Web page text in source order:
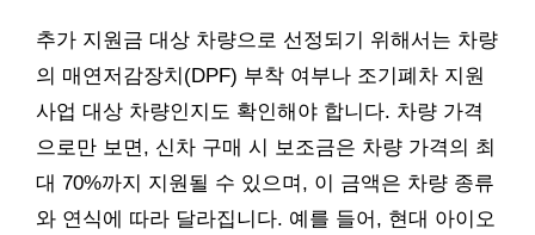
추가 지원금 대상 차량으로 선정되기 위해서는 차량
의 매연저감장치(DPF) 부착 여부나 조기폐차 지원
사업 대상 차량인지도 확인해야 합니다. 차량 가격
으로만 보면, 신차 구매 시 보조금은 차량 가격의 최
대 70%까지 지원될 수 있으며, 이 금액은 차량 종류
와 연식에 따라 달라집니다. 예를 들어, 현대 아이오